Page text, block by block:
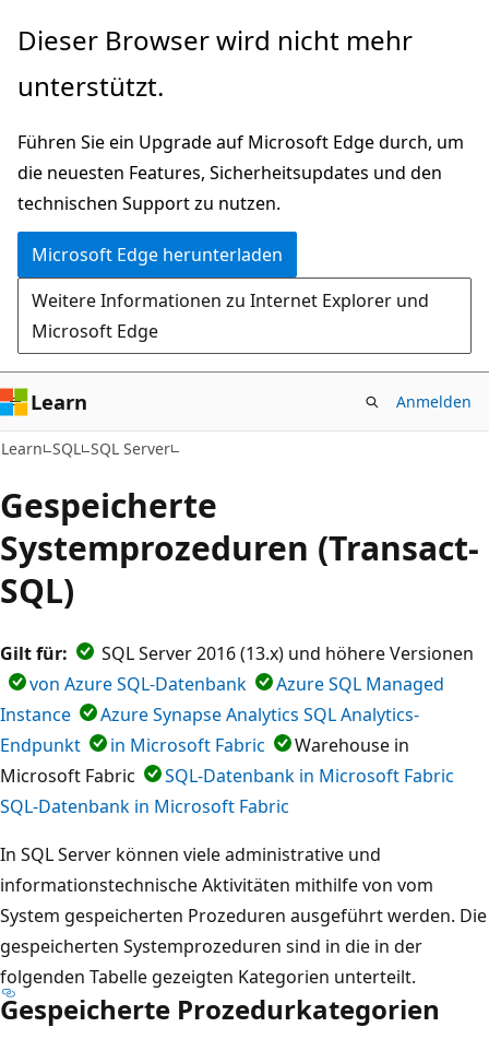
Zu
wechseln
Dieser Browser wird nicht mehr
unterstützt.
Führen Sie ein Upgrade auf Microsoft Edge durch, um
die neuesten Features, Sicherheitsupdates und den
technischen Support zu nutzen.
Microsoft Edge herunterladen
Weitere Informationen zu Internet Explorer und
Microsoft Edge
Learn Anmelden
Learn SQL SQL Server
Gespeicherte
Systemprozeduren (Transact-
SQL)
Gilt für:
SQL Server 2016 (13.x) und höhere Versionen
von Azure SQL-Datenbank
Azure SQL Managed
Instance
Azure Synapse Analytics SQL Analytics-
Endpunkt
in Microsoft Fabric
Warehouse in
Microsoft Fabric
SQL-Datenbank in Microsoft Fabric
SQL-Datenbank in Microsoft Fabric
In SQL Server können viele administrative und
informationstechnische Aktivitäten mithilfe von vom
System gespeicherten Prozeduren ausgeführt werden. Die
gespeicherten Systemprozeduren sind in die in der
folgenden Tabelle gezeigten Kategorien unterteilt.
Gespeicherte Prozedurkategorien